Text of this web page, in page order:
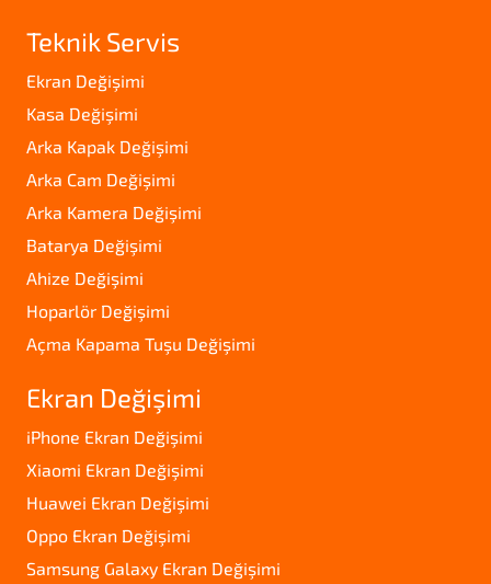
Teknik Servis
Ekran Değişimi
Kasa Değişimi
Arka Kapak Değişimi
Arka Cam Değişimi
Arka Kamera Değişimi
Batarya Değişimi
Ahize Değişimi
Hoparlör Değişimi
Açma Kapama Tuşu Değişimi
Ekran Değişimi
iPhone Ekran Değişimi
Xiaomi Ekran Değişimi
Huawei Ekran Değişimi
Oppo Ekran Değişimi
Samsung Galaxy Ekran Değişimi